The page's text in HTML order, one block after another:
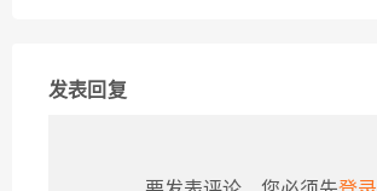
发表回复